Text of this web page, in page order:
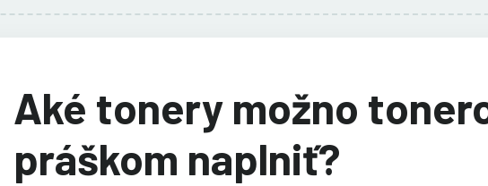
Aké tonery možno
práškom naplniť?